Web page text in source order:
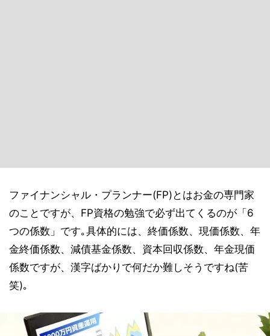
ファイナンシャル・プランナー(FP)とはお金の専門家
のことですが、FP資格の勉強で必ず出てくるのが「6
つの係数」です｡具体的には、終価係数、現価係数、年
金終価係数、減債基金係数、資本回収係数、年金現価
係数ですが、漢字ばかりで何だか難しそうですね(苦
笑)｡